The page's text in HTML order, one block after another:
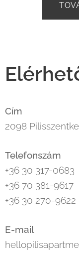
Cím
2098
Telefonszám
+36 30 317-0683
+36 70 381-9617
+36 30 270-9622
E-mail